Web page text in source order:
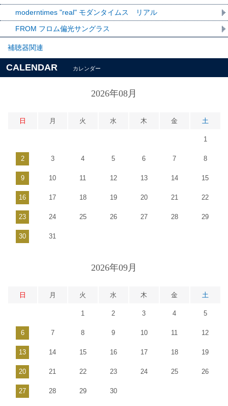
moderntimes "real" モダンタイムス リアル
FROM フロム偏光サングラス
補聴器関連
CALENDAR カレンダー
2026年08月
日 月 火 水 木 金 土
1
2 3 4 5 6 7 8
9 10 11 12 13 14 15
16 17 18 19 20 21 22
23 24 25 26 27 28 29
30 31
2026年09月
日 月 火 水 木 金 土
1 2 3 4 5
6 7 8 9 10 11 12
13 14 15 16 17 18 19
20 21 22 23 24 25 26
27 28 29 30